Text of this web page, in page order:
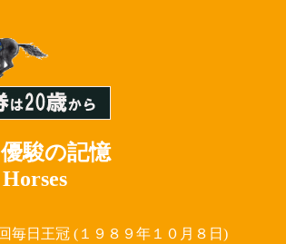
駿の記憶
毎日王冠 (１９８９年１０月８日)